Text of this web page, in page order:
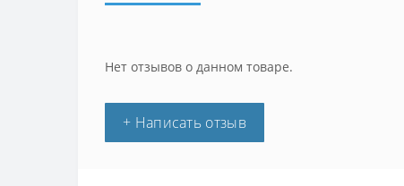
Нет отзывов о данном товаре.
+ Написать отзыв